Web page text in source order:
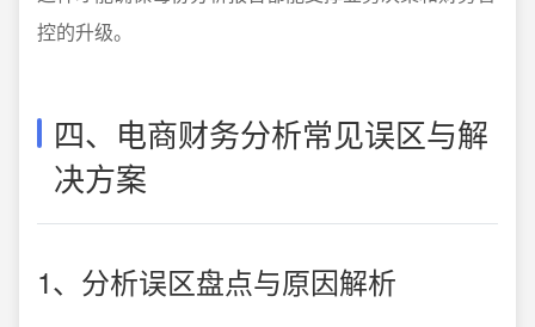
控的升级。
四、电商财务分析常见误区与解
决方案
1、分析误区盘点与原因解析